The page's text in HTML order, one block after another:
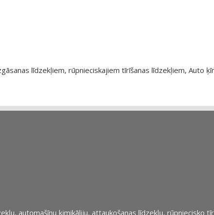
līdzekļiem, rūpnieciskajiem tīrīšanas līdzekļiem, Auto
automašīnu ķimikāliju, attaukošanas līdzekļu, rūpniecisko